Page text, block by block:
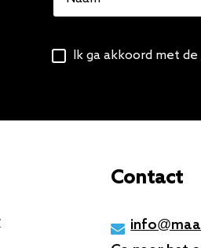
Algemene
Ik ga akkoord met de
Contact